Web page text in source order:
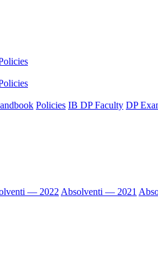
Policies IB DP Faculty DP
— 2022 Absolventi — 2021